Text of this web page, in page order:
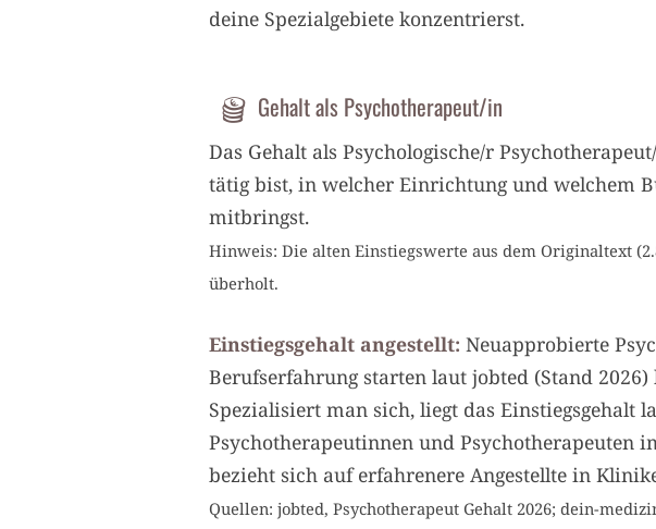
deine Spezialgebiete konzentrierst.
Gehalt als Psychotherapeut/in
Das Gehalt als Psychologische/r
tätig bist, in welcher Einrichtung und welchem
mitbringst.
Hinweis: Die alten Einstiegswerte aus dem Originaltext
überholt.
Einstiegsgehalt angestellt: Neuapprobierte
Berufserfahrung starten laut jobted (Stand
Spezialisiert man sich, liegt das Einstiegsgehalt
Psychotherapeutinnen und Psychotherapeuten
bezieht sich auf erfahrenere Angestellte in
Quellen: jobted, Psychotherapeut Gehalt 2026; dein-